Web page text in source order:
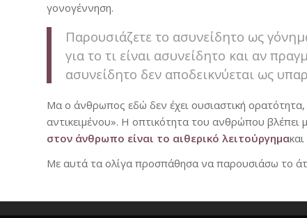
γονογέννηση.
Παρουσιάζετε το ασυνείδητο ως
για το τι είναι ασυνείδητο και αν
ασυνείδητο δεν αποδεικνύεται ως
Μα ο άνθρωπος εδώ δεν έχει ουσιαστική
αντικειμένου». Η οπτικότητα του ανθρώπου βλέπει
στον άνθρωπο είναι το αιθερικό λειτούργημα
Με αυτά τα ολίγα προσπάθησα να παρουσιάσω το